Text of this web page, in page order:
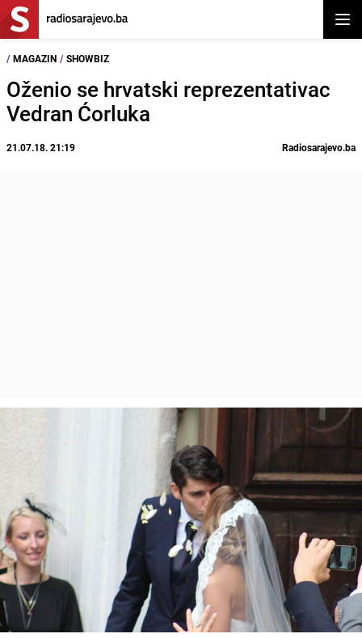
/ MAGAZIN / SHOWBIZ
Oženio se hrvatski reprezentativac
Vedran Ćorluka
21.07.18. 21:19 Radiosarajevo.ba